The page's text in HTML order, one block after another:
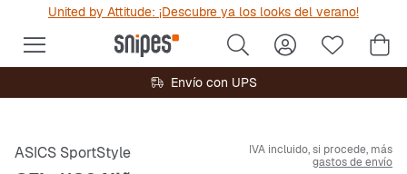
United by Attitude: ¡Descubre ya los looks del verano!
Envío con UPS
ASICS SportStyle
IVA incluido, si procede, más
gastos de envío